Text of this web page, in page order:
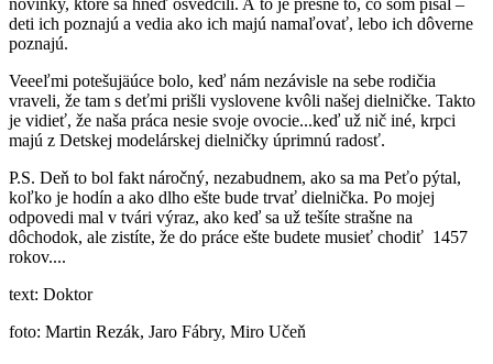
deti ich poznajú a vedia ako ich majú namaľovať, lebo ich dôverne
poznajú.
Veeeľmi potešujäúce bolo, keď nám nezávisle na sebe rodičia
vraveli, že tam s deťmi prišli vyslovene kvôli našej dielničke. Takto
je vidieť, že naša práca nesie svoje ovocie...keď už nič iné, krpci
majú z Detskej modelárskej dielničky úprimnú radosť.
P.S. Deň to bol fakt náročný, nezabudnem, ako sa ma Peťo pýtal,
koľko je hodín a ako dlho ešte bude trvať dielnička. Po mojej
odpovedi mal v tvári výraz, ako keď sa už tešíte strašne na
dôchodok, ale zistíte, že do práce ešte budete musieť chodiť 1457
rokov....
text: Doktor
foto: Martin Rezák, Jaro Fábry, Miro Učeň